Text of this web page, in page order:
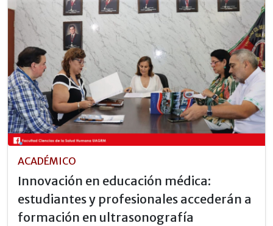
ACADÉMICO
Innovación en educación médica:
estudiantes y profesionales accederán a
formación en ultrasonografía